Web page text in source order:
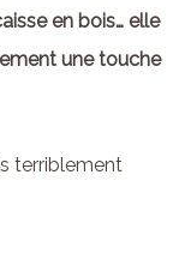
en bois… elle
une touche
terriblement